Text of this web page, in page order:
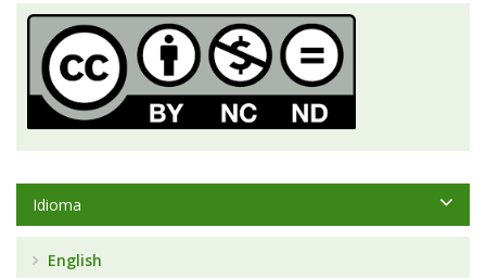
Idioma
English